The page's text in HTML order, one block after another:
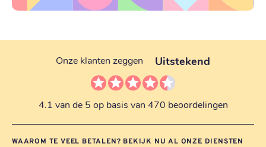
Onze klanten zeggen Uitstekend
4.1 van de 5 op basis van 470 beoordelingen
WAAROM TE VEEL BETALEN? BEKIJK NU AL ONZE DIENSTEN